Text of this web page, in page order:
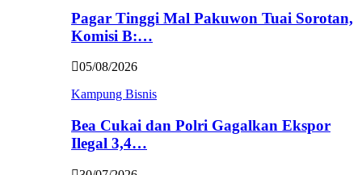
Pagar Tinggi Mal Pakuwon Tuai Sorotan,
Komisi B:…
05/08/2026
Kampung Bisnis
Bea Cukai dan Polri Gagalkan Ekspor
Ilegal 3,4…